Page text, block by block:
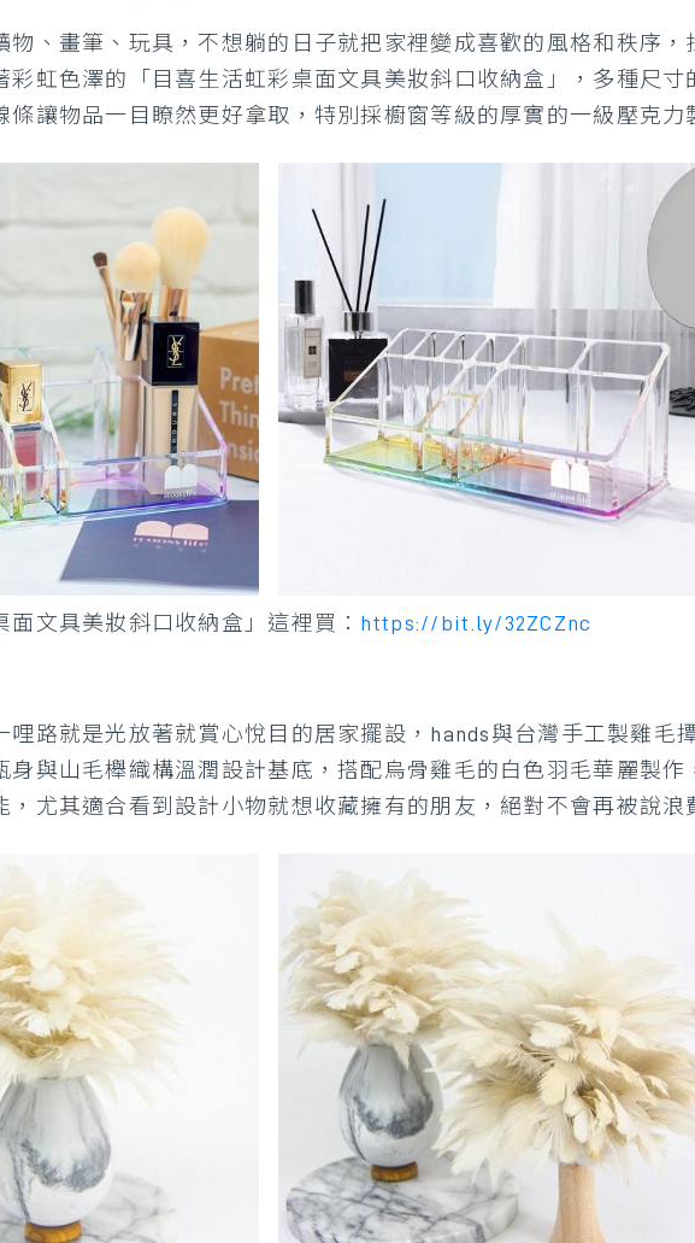
物、畫筆、玩具，不想躺的日子就把家裡變成喜歡的風格和秩序
彩虹色澤的「目喜生活虹彩桌面文具美妝斜口收納盒」，多種尺
條讓物品一目瞭然更好拿取，特別採櫥窗等級的厚實的一級壓克力
面文具美妝斜口收納盒」這裡買： https://bit.ly/32ZCZnc
哩路就是光放著就賞心悅目的居家擺設，hands與台灣手工製雞毛
身與山毛櫸織構溫潤設計基底，搭配烏骨雞毛的白色羽毛華麗製
，尤其適合看到設計小物就想收藏擁有的朋友，絕對不會再被說浪